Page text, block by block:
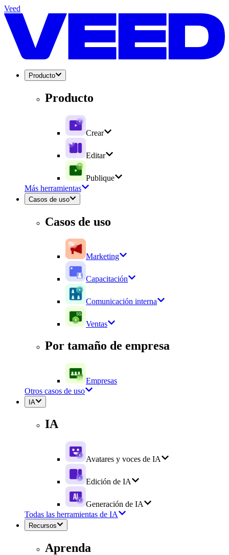
Veed
Producto
Producto
Crear
Editar
Publique
Más herramientas
Casos de uso
Casos de uso
Marketing
Capacitación
Comunicación interna
Ventas
Por tamaño de empresa
Empresas
Otros casos de uso
IA
IA
Avatares y voces de IA
Edición de IA
Generación de IA
Todas las herramientas de IA
Recursos
Aprenda